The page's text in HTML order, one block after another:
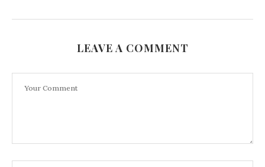
LEAVE A COMMENT